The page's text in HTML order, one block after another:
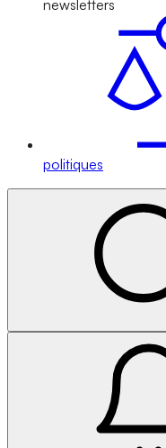
newsletters
politiques